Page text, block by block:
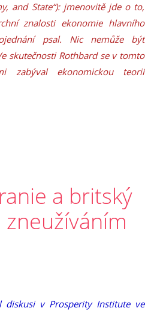
and State“): jmenovitě jde o to,
znalosti ekonomie hlavního
psal. Nic nemůže být
skutečnosti Rothbard se v tomto
zabýval ekonomickou teorií
a britský
zneužíváním
diskusi v Prosperity Institute ve